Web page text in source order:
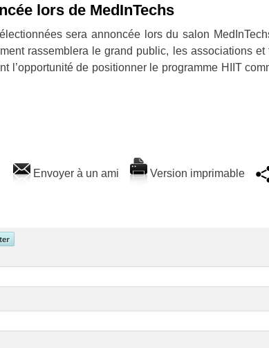
lors de MedInTechs
sera annoncée lors du salon
rassemblera le grand public, les associations
l’opportunité de positionner le programme HIIT
Envoyer à un ami Version imprimable